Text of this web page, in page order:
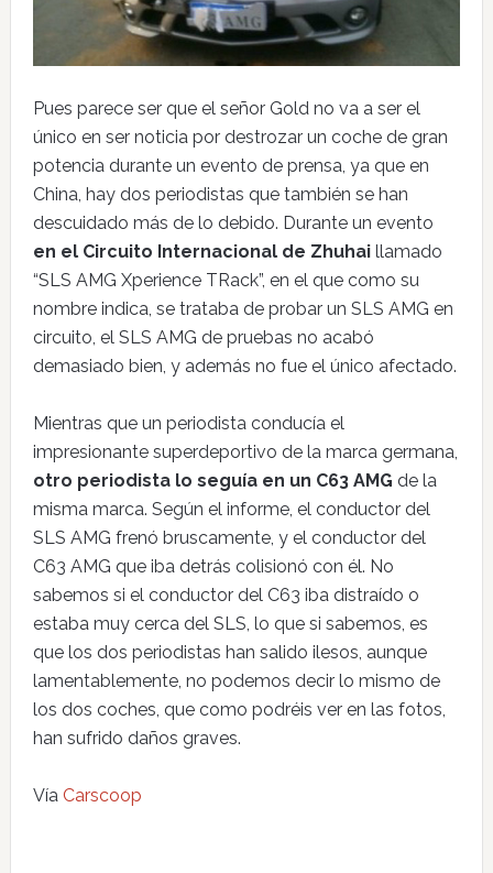
Pues parece ser que el señor Gold no va a ser el
único en ser noticia por destrozar un coche de gran
potencia durante un evento de prensa, ya que en
China, hay dos periodistas que también se han
descuidado más de lo debido. Durante un evento
en el Circuito Internacional de Zhuhaillamado
“SLS AMG Xperience TRack”, en el que como su
nombre indica, se trataba de probar un SLS AMG en
circuito, el SLS AMG de pruebas no acabó
demasiado bien, y además no fue el único afectado.
Mientras que un periodista conducía el
impresionante superdeportivo de la marca germana,
otro periodista lo seguía en un C63 AMG de la
misma marca. Según el informe, el conductor del
SLS AMG frenó bruscamente, y el conductor del
C63 AMG que iba detrás colisionó con él. No
sabemos si el conductor del C63 iba distraído o
estaba muy cerca del SLS, lo que si sabemos, es
que los dos periodistas han salido ilesos, aunque
lamentablemente, no podemos decir lo mismo de
los dos coches, que como podréis ver en las fotos,
han sufrido daños graves.
Vía Carscoop